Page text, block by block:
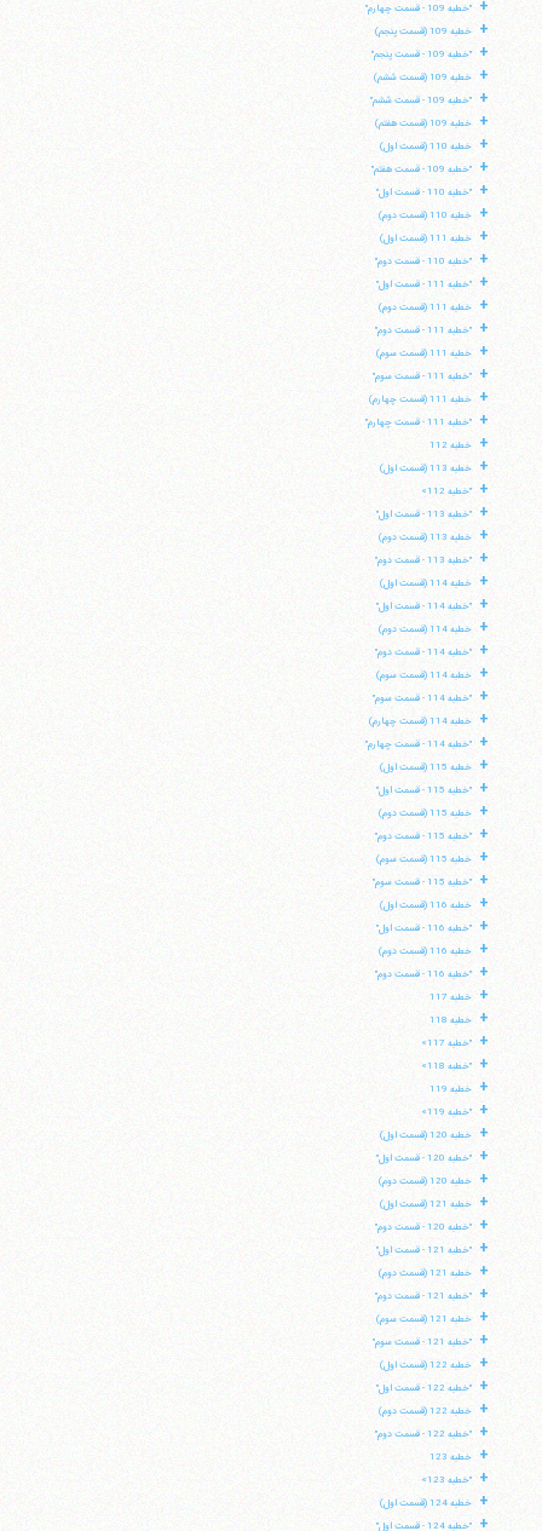
+ "خطبه 109 - قسمت چهارم"
+ خطبه 109 (قسمت پنجم)
+ "خطبه 109 - قسمت پنجم"
+ خطبه 109 (قسمت ششم)
+ "خطبه 109 - قسمت ششم"
+ خطبه 109 (قسمت هفتم)
+ خطبه 110 (قسمت اول)
+ "خطبه 109 - قسمت هفتم"
+ "خطبه 110 - قسمت اول"
+ خطبه 110 (قسمت دوم)
+ خطبه 111 (قسمت اول)
+ "خطبه 110 - قسمت دوم"
+ "خطبه 111 - قسمت اول"
+ خطبه 111 (قسمت دوم)
+ "خطبه 111 - قسمت دوم"
+ خطبه 111 (قسمت سوم)
+ "خطبه 111 - قسمت سوم"
+ خطبه 111 (قسمت چهارم)
+ "خطبه 111 - قسمت چهارم"
+ خطبه 112
+ خطبه 113 (قسمت اول)
+ "خطبه 112»
+ "خطبه 113 - قسمت اول"
+ خطبه 113 (قسمت دوم)
+ "خطبه 113 - قسمت دوم"
+ خطبه 114 (قسمت اول)
+ "خطبه 114 - قسمت اول"
+ خطبه 114 (قسمت دوم)
+ "خطبه 114 - قسمت دوم"
+ خطبه 114 (قسمت سوم)
+ "خطبه 114 - قسمت سوم"
+ خطبه 114 (قسمت چهارم)
+ "خطبه 114 - قسمت چهارم"
+ خطبه 115 (قسمت اول)
+ "خطبه 115 - قسمت اول"
+ خطبه 115 (قسمت دوم)
+ "خطبه 115 - قسمت دوم"
+ خطبه 115 (قسمت سوم)
+ "خطبه 115 - قسمت سوم"
+ خطبه 116 (قسمت اول)
+ "خطبه 116 - قسمت اول"
+ خطبه 116 (قسمت دوم)
+ "خطبه 116 - قسمت دوم"
+ خطبه 117
+ خطبه 118
+ "خطبه 117»
+ "خطبه 118»
+ خطبه 119
+ "خطبه 119»
+ خطبه 120 (قسمت اول)
+ "خطبه 120 - قسمت اول"
+ خطبه 120 (قسمت دوم)
+ خطبه 121 (قسمت اول)
+ "خطبه 120 - قسمت دوم"
+ "خطبه 121 - قسمت اول"
+ خطبه 121 (قسمت دوم)
+ "خطبه 121 - قسمت دوم"
+ خطبه 121 (قسمت سوم)
+ "خطبه 121 - قسمت سوم"
+ خطبه 122 (قسمت اول)
+ "خطبه 122 - قسمت اول"
+ خطبه 122 (قسمت دوم)
+ "خطبه 122 - قسمت دوم"
+ خطبه 123
+ "خطبه 123»
+ خطبه 124 (قسمت اول)
+ "خطبه 124 - قسمت اول"